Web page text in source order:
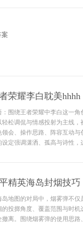
荣耀李白耽美hhhh
：围绕王者荣耀中李白这一
轻松调侃与情感投射为主线，
领会、操作思路、阵容互动
设定强调潇洒、孤高与诗性
精英海岛封烟技巧
岛地图的对局中，烟雾弹不
的投掷角度、覆盖范围与时
撤离。围绕烟雾弹的使用思